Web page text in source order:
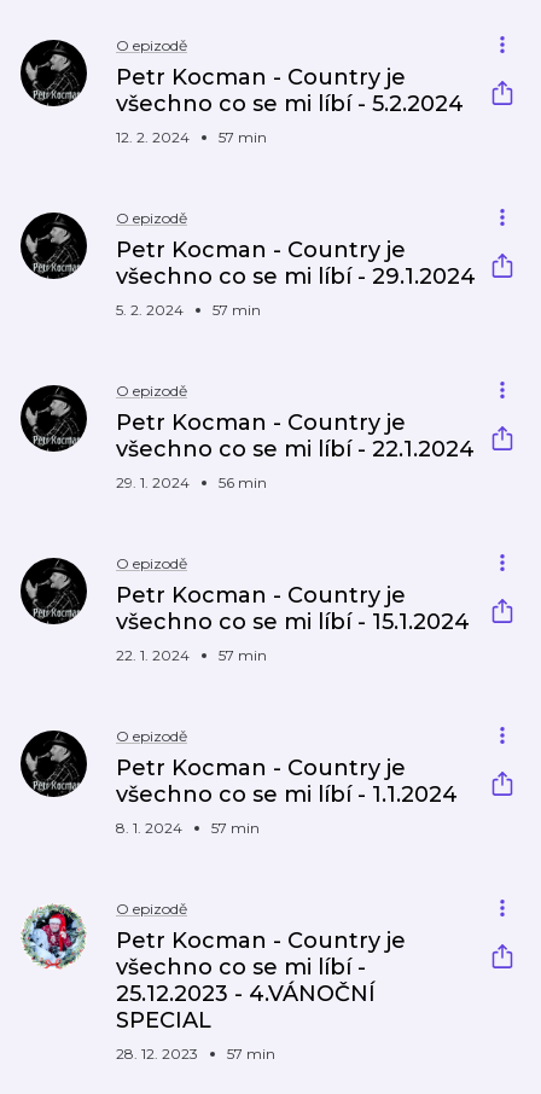
O epizodě
Petr Kocman - Country je
všechno co se mi líbí - 5.2.2024
12. 2. 2024 57 min
O epizodě
Petr Kocman - Country je
všechno co se mi líbí - 29.1.2024
5. 2. 2024 57 min
O epizodě
Petr Kocman - Country je
všechno co se mi líbí - 22.1.2024
29. 1. 2024 56 min
O epizodě
Petr Kocman - Country je
všechno co se mi líbí - 15.1.2024
22. 1. 2024 57 min
O epizodě
Petr Kocman - Country je
všechno co se mi líbí - 1.1.2024
8. 1. 2024 57 min
O epizodě
Petr Kocman - Country je
všechno co se mi líbí -
25.12.2023 - 4.VÁNOČNÍ
SPECIAL
28. 12. 2023 57 min